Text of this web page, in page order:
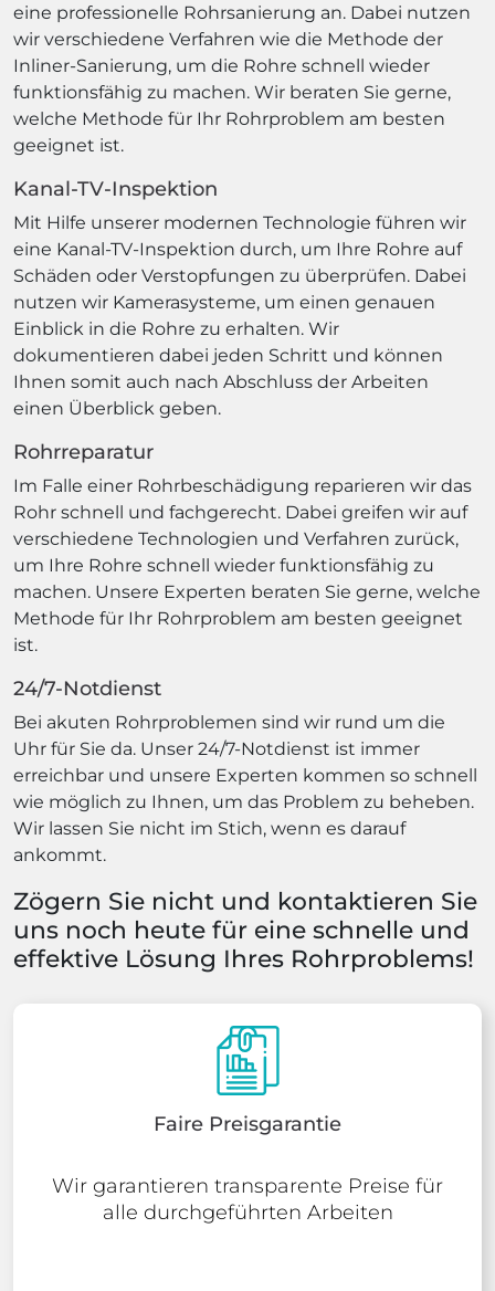
eine professionelle Rohrsanierung an. Dabei nutzen
wir verschiedene Verfahren wie die Methode der
Inliner-Sanierung, um die Rohre schnell wieder
funktionsfähig zu machen. Wir beraten Sie gerne,
welche Methode für Ihr Rohrproblem am besten
geeignet ist.
Kanal-TV-Inspektion
Mit Hilfe unserer modernen Technologie führen wir
eine Kanal-TV-Inspektion durch, um Ihre Rohre auf
Schäden oder Verstopfungen zu überprüfen. Dabei
nutzen wir Kamerasysteme, um einen genauen
Einblick in die Rohre zu erhalten. Wir
dokumentieren dabei jeden Schritt und können
Ihnen somit auch nach Abschluss der Arbeiten
einen Überblick geben.
Rohrreparatur
Im Falle einer Rohrbeschädigung reparieren wir das
Rohr schnell und fachgerecht. Dabei greifen wir auf
verschiedene Technologien und Verfahren zurück,
um Ihre Rohre schnell wieder funktionsfähig zu
machen. Unsere Experten beraten Sie gerne, welche
Methode für Ihr Rohrproblem am besten geeignet
ist.
24/7-Notdienst
Bei akuten Rohrproblemen sind wir rund um die
Uhr für Sie da. Unser 24/7-Notdienst ist immer
erreichbar und unsere Experten kommen so schnell
wie möglich zu Ihnen, um das Problem zu beheben.
Wir lassen Sie nicht im Stich, wenn es darauf
ankommt.
Zögern Sie nicht und kontaktieren Sie
uns noch heute für eine schnelle und
effektive Lösung Ihres Rohrproblems!
Faire Preisgarantie
Wir garantieren transparente Preise für
alle durchgeführten Arbeiten